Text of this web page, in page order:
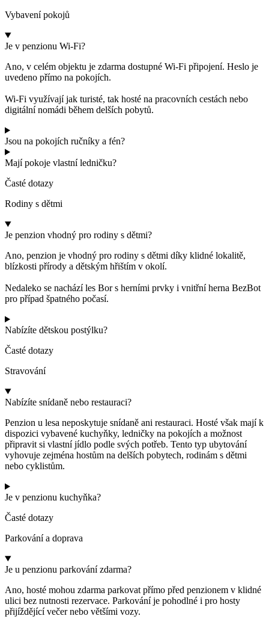
Vybavení pokojů
Je v penzionu Wi-Fi?
Ano, v celém objektu je zdarma dostupné Wi-Fi připojení. Heslo je
uvedeno přímo na pokojích.
Wi-Fi využívají jak turisté, tak hosté na pracovních cestách nebo
digitální nomádi během delších pobytů.
Jsou na pokojích ručníky a fén?
Mají pokoje vlastní ledničku?
Časté dotazy
Rodiny s dětmi
Je penzion vhodný pro rodiny s dětmi?
Ano, penzion je vhodný pro rodiny s dětmi díky klidné lokalitě,
blízkosti přírody a dětským hřištím v okolí.
Nedaleko se nachází les Bor s herními prvky i vnitřní herna BezBot
pro případ špatného počasí.
Nabízíte dětskou postýlku?
Časté dotazy
Stravování
Nabízíte snídaně nebo restauraci?
Penzion u lesa neposkytuje snídaně ani restauraci. Hosté však mají k
dispozici vybavené kuchyňky, ledničky na pokojích a možnost
připravit si vlastní jídlo podle svých potřeb. Tento typ ubytování
vyhovuje zejména hostům na delších pobytech, rodinám s dětmi
nebo cyklistům.
Je v penzionu kuchyňka?
Časté dotazy
Parkování a doprava
Je u penzionu parkování zdarma?
Ano, hosté mohou zdarma parkovat přímo před penzionem v klidné
ulici bez nutnosti rezervace. Parkování je pohodlné i pro hosty
přijíždějící večer nebo většími vozy.